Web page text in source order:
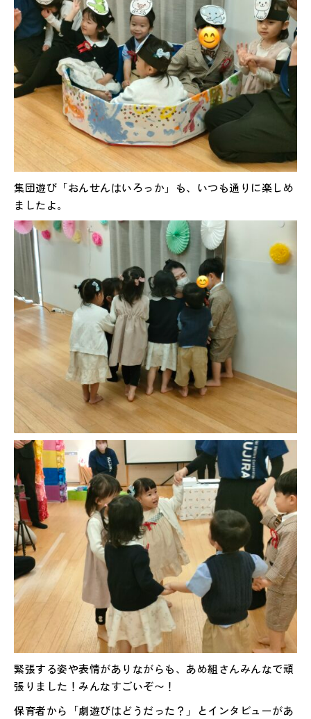
集団遊び「おんせんはいろっか」も、いつも通りに楽しめ
ましたよ。
緊張する姿や表情がありながらも、あめ組さんみんなで頑
張りました！みんなすごいぞ〜！
保育者から「劇遊びはどうだった？」とインタビューがあ